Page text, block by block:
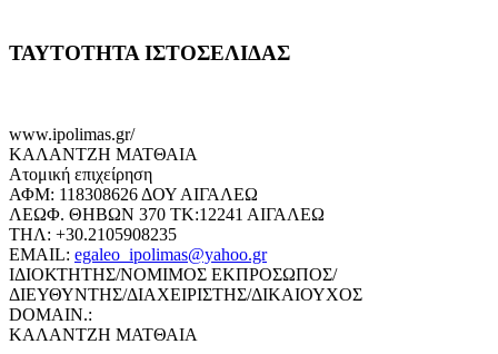
ΤΑΥΤΟΤΗΤΑ ΙΣΤΟΣΕΛΙΔΑΣ
www.ipolimas.gr/
ΚΑΛΑΝΤΖΗ ΜΑΤΘΑΙΑ
Ατομική επιχείρηση
ΑΦΜ: 118308626 ΔΟΥ ΑΙΓΑΛΕΩ
ΛΕΩΦ. ΘΗΒΩΝ 370 ΤΚ:12241 ΑΙΓΑΛΕΩ
ΤΗΛ: +30.2105908235
EMAIL: egaleo_ipolimas@yahoo.gr
ΙΔΙΟΚΤΗΤΗΣ/ΝΟΜΙΜΟΣ ΕΚΠΡΟΣΩΠΟΣ/
ΔΙΕΥΘΥΝΤΗΣ/ΔΙΑΧΕΙΡΙΣΤΗΣ/ΔΙΚΑΙΟΥΧΟΣ
DOMAIN.:
ΚΑΛΑΝΤΖΗ ΜΑΤΘΑΙΑ